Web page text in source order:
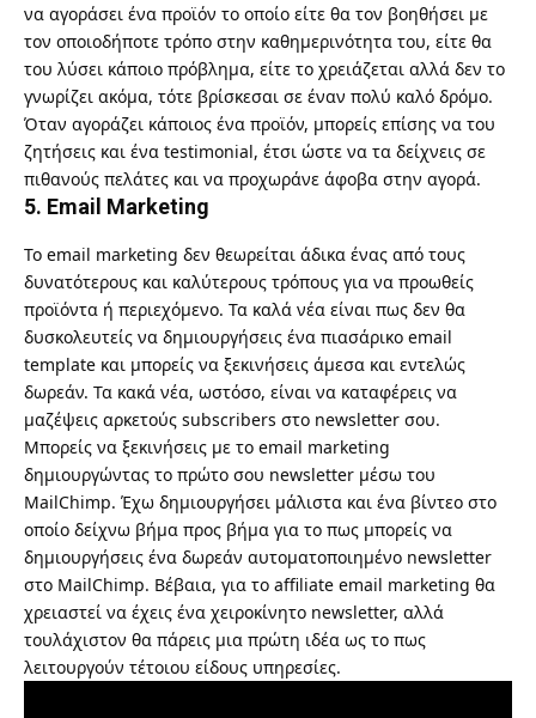
να αγοράσει ένα προϊόν το οποίο είτε θα τον βοηθήσει με
τον οποιοδήποτε τρόπο στην καθημερινότητα του, είτε θα
του λύσει κάποιο πρόβλημα, είτε το χρειάζεται αλλά δεν το
γνωρίζει ακόμα, τότε βρίσκεσαι σε έναν πολύ καλό δρόμο.
Όταν αγοράζει κάποιος ένα προϊόν, μπορείς επίσης να του
ζητήσεις και ένα testimonial, έτσι ώστε να τα δείχνεις σε
πιθανούς πελάτες και να προχωράνε άφοβα στην αγορά.
5. Email Marketing
Το email marketing δεν θεωρείται άδικα ένας από τους
δυνατότερους και καλύτερους τρόπους για να προωθείς
προϊόντα ή περιεχόμενο. Τα καλά νέα είναι πως δεν θα
δυσκολευτείς να δημιουργήσεις ένα πιασάρικο email
template και μπορείς να ξεκινήσεις άμεσα και εντελώς
δωρεάν. Τα κακά νέα, ωστόσο, είναι να καταφέρεις να
μαζέψεις αρκετούς subscribers στο newsletter σου.
Μπορείς να ξεκινήσεις με το email marketing
δημιουργώντας το πρώτο σου newsletter μέσω του
MailChimp. Έχω δημιουργήσει μάλιστα και ένα βίντεο στο
οποίο δείχνω βήμα προς βήμα για το πως μπορείς να
δημιουργήσεις ένα δωρεάν αυτοματοποιημένο newsletter
στο MailChimp. Βέβαια, για το affiliate email marketing θα
χρειαστεί να έχεις ένα χειροκίνητο newsletter, αλλά
τουλάχιστον θα πάρεις μια πρώτη ιδέα ως το πως
λειτουργούν τέτοιου είδους υπηρεσίες.